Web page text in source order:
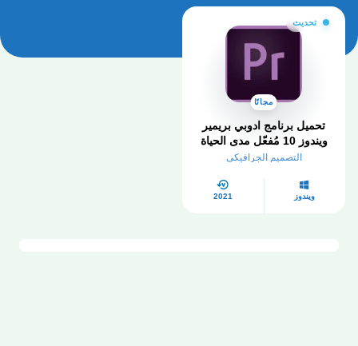
تحديث
مجانًا
تحميل برنامج ادوبي بريمير
ويندوز 10 مُفعّل مدى الحياة
من ميديا فاير
التصميم الجرافيكي
ويندوز 2021